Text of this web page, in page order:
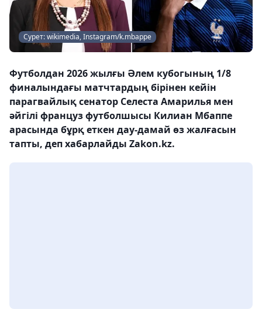
Сурет: wikimedia, Instagram/k.mbappe
Футболдан 2026 жылғы Әлем кубогының 1/8
финалындағы матчтардың бірінен кейін
парагвайлық сенатор Селеста Амарилья мен
әйгілі француз футболшысы Килиан Мбаппе
арасында бұрқ еткен дау-дамай өз жалғасын
тапты, деп хабарлайды Zakon.kz.